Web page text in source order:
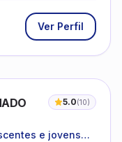
Ver Perfil
5.0(10)
e jovens